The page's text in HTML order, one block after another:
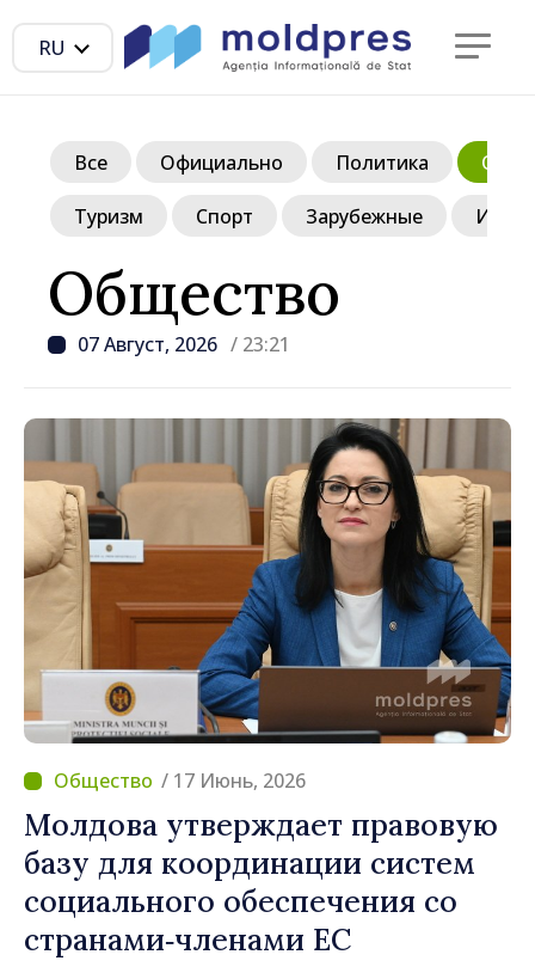
RU
Общество
07 Август, 2026 / 23:21
Все Официально Политика
Туризм Спорт Зарубежные
/ 17 Июнь, 2026
Молдова утверждает правовую
базу для координации систем
социального обеспечения со
странами‑членами ЕС